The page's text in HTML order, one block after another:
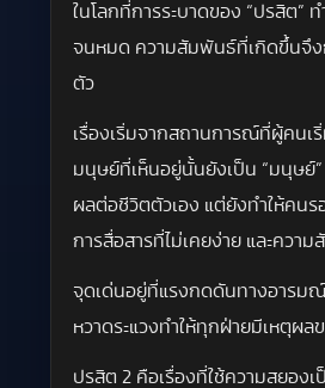
ในโลกที่การระบาดของ “ปรสิต
จนหมด ความสัมพันธ์ที่เกิดขึ้นจึงก
ตัว
เรื่องเริ่มจากสถานการณ์ที่ผู้คนเ
มนุษย์ที่เห็นอยู่นั้นยังเป็น “มนุษย์
ผลต่อชีวิตตัวเอง แต่ยังทำให้คนร
การสื่อสารที่ไม่เคยง่าย และควา
จุดเด่นอยู่ที่แรงกดดันทางอารมณ์
หวาดระแวงทำให้ทุกฝ่ายมีเหตุผล
ปรสิต 2 คือเรื่องที่ใช้ความสยอง